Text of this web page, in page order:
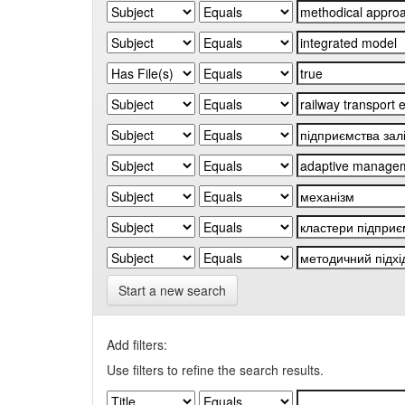
Start a new search
Add filters:
Use filters to refine the search results.